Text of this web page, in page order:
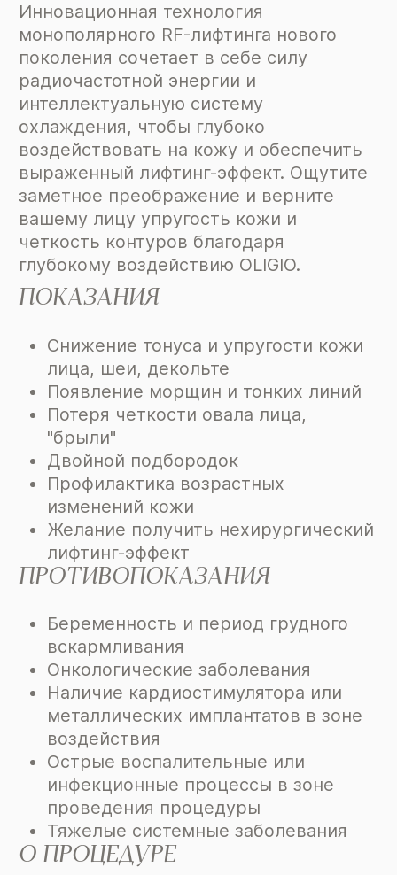
Инновационная технология
монополярного RF-лифтинга нового
поколения сочетает в себе силу
радиочастотной энергии и
интеллектуальную систему
охлаждения, чтобы глубоко
воздействовать на кожу и обеспечить
выраженный лифтинг-эффект. Ощутите
заметное преображение и верните
вашему лицу упругость кожи и
четкость контуров благодаря
глубокому воздействию OLIGIO.
ПОКАЗАНИЯ
Снижение тонуса и упругости кожи
лица, шеи, декольте
Появление морщин и тонких линий
Потеря четкости овала лица,
"брыли"
Двойной подбородок
Профилактика возрастных
изменений кожи
Желание получить нехирургический
лифтинг-эффект
ПРОТИВОПОКАЗАНИЯ
Беременность и период грудного
вскармливания
Онкологические заболевания
Наличие кардиостимулятора или
металлических имплантатов в зоне
воздействия
Острые воспалительные или
инфекционные процессы в зоне
проведения процедуры
Тяжелые системные заболевания
О ПРОЦЕДУРЕ